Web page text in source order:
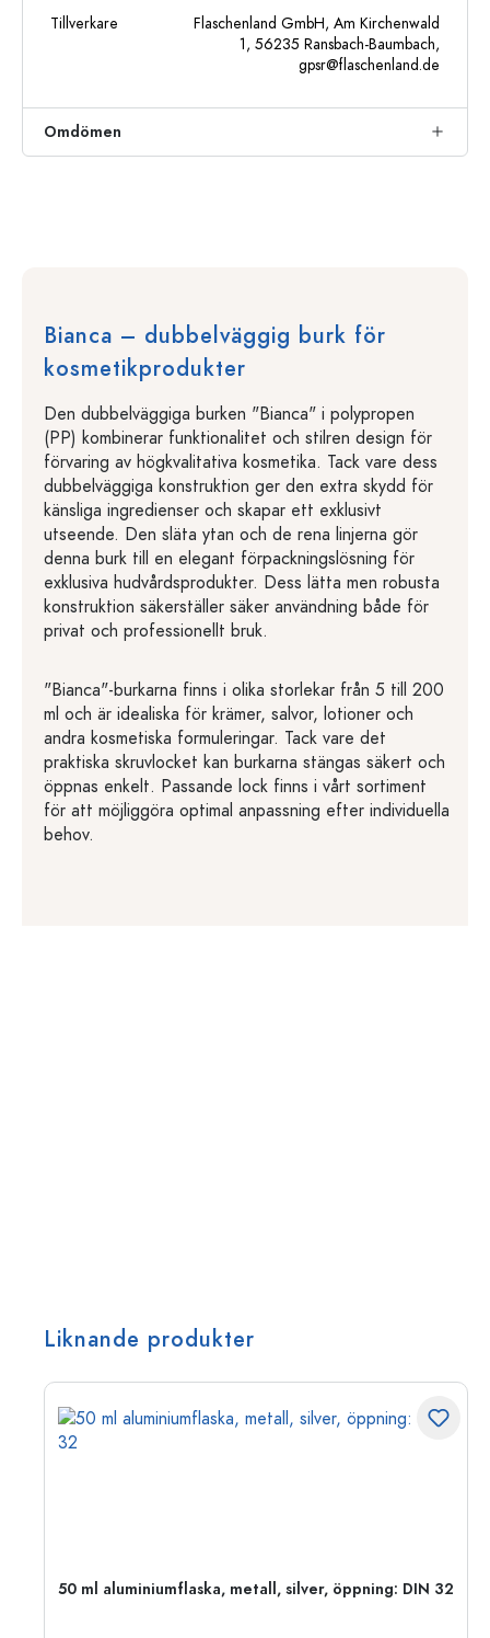
Tillverkare
Flaschenland GmbH, Am Kirchenwald
1, 56235 Ransbach-Baumbach,
gpsr@flaschenland.de
Omdömen
Bianca – dubbelväggig burk för
kosmetikprodukter
Den dubbelväggiga burken "Bianca" i polypropen
(PP) kombinerar funktionalitet och stilren design för
förvaring av högkvalitativa kosmetika. Tack vare dess
dubbelväggiga konstruktion ger den extra skydd för
känsliga ingredienser och skapar ett exklusivt
utseende. Den släta ytan och de rena linjerna gör
denna burk till en elegant förpackningslösning för
exklusiva hudvårdsprodukter. Dess lätta men robusta
konstruktion säkerställer säker användning både för
privat och professionellt bruk.
"Bianca"-burkarna finns i olika storlekar från 5 till 200
ml och är idealiska för krämer, salvor, lotioner och
andra kosmetiska formuleringar. Tack vare det
praktiska skruvlocket kan burkarna stängas säkert och
öppnas enkelt. Passande lock finns i vårt sortiment
för att möjliggöra optimal anpassning efter individuella
behov.
Liknande produkter
50 ml aluminiumflaska, metall, silver, öppning: DIN 32